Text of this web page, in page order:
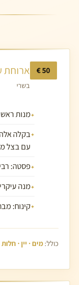
50 € ארוחת
בשרי
מנות
בקלה אלה
עם בצל
פסטה:
מנה
קינוח:
כולל: מים · יין · חלות